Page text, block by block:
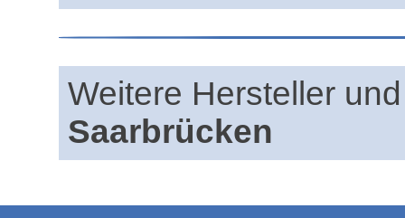
Weitere Hersteller
Saarbrücken